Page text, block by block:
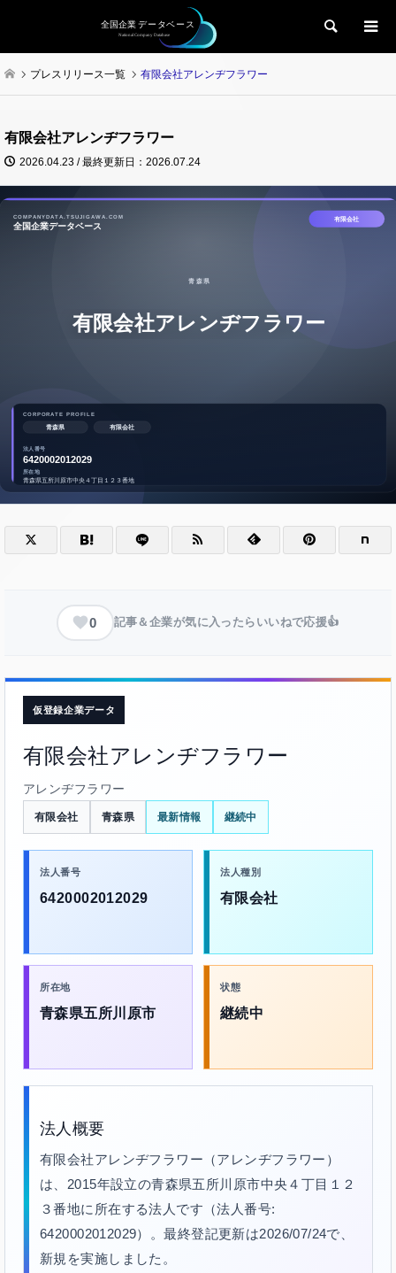
検索
プレスリリース一覧 有限会社アレンヂフラワー
有限会社アレンヂフラワー
2026.04.23 / 最終更新日：2026.07.24
0 記事＆企業が気に入ったらいいねで応援👍
仮登録企業データ
有限会社アレンヂフラワー
アレンヂフラワー
有限会社 青森県 最新情報 継続中
法人番号
6420002012029
法人種別
有限会社
所在地
青森県五所川原市
状態
継続中
法人概要
有限会社アレンヂフラワー（アレンヂフラワー）
は、2015年設立の青森県五所川原市中央４丁目１２
３番地に所在する法人です（法人番号:
6420002012029）。最終登記更新は2026/07/24で、
新規を実施しました。